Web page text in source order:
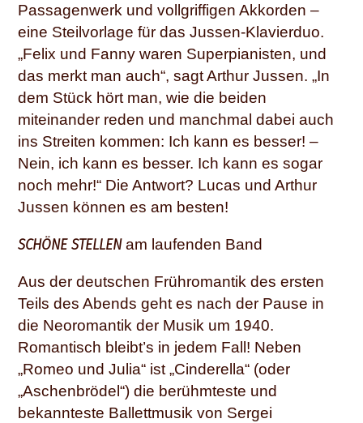
Passagenwerk und vollgriffigen Akkorden –
eine Steilvorlage für das Jussen-Klavierduo.
„Felix und Fanny waren Superpianisten, und
das merkt man auch“, sagt Arthur Jussen. „In
dem Stück hört man, wie die beiden
miteinander reden und manchmal dabei auch
ins Streiten kommen: Ich kann es besser! –
Nein, ich kann es besser. Ich kann es sogar
noch mehr!“ Die Antwort? Lucas und Arthur
Jussen können es am besten!
SCHÖNE STELLENam laufenden Band
Aus der deutschen Frühromantik des ersten
Teils des Abends geht es nach der Pause in
die Neoromantik der Musik um 1940.
Romantisch bleibt’s in jedem Fall! Neben
„Romeo und Julia“ ist „Cinderella“ (oder
„Aschenbrödel“) die berühmteste und
bekannteste Ballettmusik von Sergei